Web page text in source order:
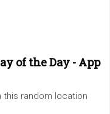
of the Day - App
this random location